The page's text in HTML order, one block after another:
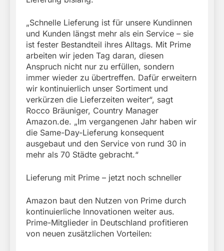
„Schnelle Lieferung ist für unsere Kundinnen
und Kunden längst mehr als ein Service – sie
ist fester Bestandteil ihres Alltags. Mit Prime
arbeiten wir jeden Tag daran, diesen
Anspruch nicht nur zu erfüllen, sondern
immer wieder zu übertreffen. Dafür erweitern
wir kontinuierlich unser Sortiment und
verkürzen die Lieferzeiten weiter“, sagt
Rocco Bräuniger, Country Manager
Amazon.de. „Im vergangenen Jahr haben wir
die Same-Day-Lieferung konsequent
ausgebaut und den Service von rund 30 in
mehr als 70 Städte gebracht.“
Lieferung mit Prime – jetzt noch schneller
Amazon baut den Nutzen von Prime durch
kontinuierliche Innovationen weiter aus.
Prime-Mitglieder in Deutschland profitieren
von neuen zusätzlichen Vorteilen: